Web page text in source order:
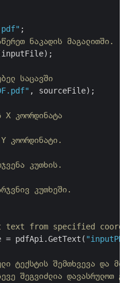
ნაკადის მაგალითში.
საცავში
, sourceFile);
კოორდინატა
კოორდინატი.
კუთხის.
კუთხეში.
from specified
= pdfApi.GetText(
ტექსტის შემთხვევა და
შეგვიძლია დავასრულოთ